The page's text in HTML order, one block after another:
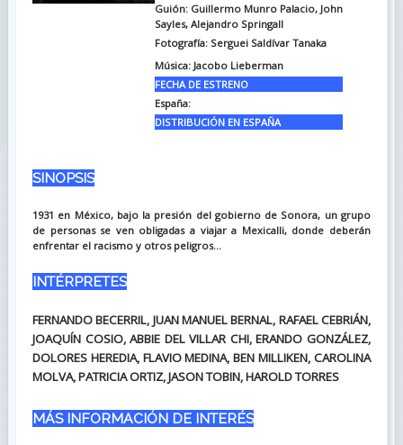
Guión: Guillermo Munro Palacio, John
Sayles, Alejandro Springall
Fotografía: Serguei Saldívar Tanaka
Música: Jacobo Lieberman
FECHA DE ESTRENO
España:
DISTRIBUCIÓN EN ESPAÑA
SINOPSIS
1931 en México, bajo la presión del gobierno de Sonora, un grupo
de personas se ven obligadas a viajar a Mexicalli, donde deberán
enfrentar el racismo y otros peligros...
INTÉRPRETES
FERNANDO BECERRIL, JUAN MANUEL BERNAL, RAFAEL CEBRIÁN,
JOAQUÍN COSIO, ABBIE DEL VILLAR CHI, ERANDO GONZÁLEZ,
DOLORES HEREDIA, FLAVIO MEDINA, BEN MILLIKEN, CAROLINA
MOLVA, PATRICIA ORTIZ, JASON TOBIN, HAROLD TORRES
MÁS INFORMACIÓN DE INTERÉS